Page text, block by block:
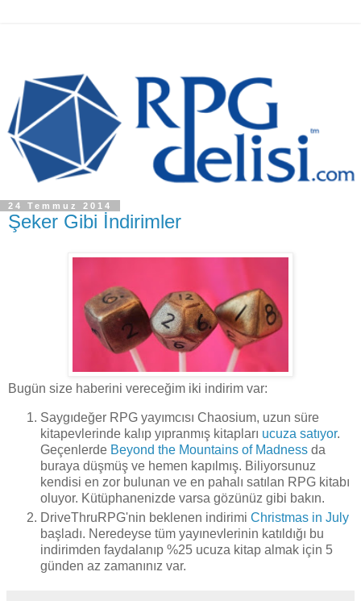
24 Temmuz 2014
Şeker Gibi İndirimler
Bugün size haberini vereceğim iki indirim var:
Saygıdeğer RPG yayımcısı Chaosium, uzun süre
kitapevlerinde kalıp yıpranmış kitapları ucuza satıyor.
Geçenlerde Beyond the Mountains of Madness da
buraya düşmüş ve hemen kapılmış. Biliyorsunuz
kendisi en zor bulunan ve en pahalı satılan RPG kitabı
oluyor. Kütüphanenizde varsa gözünüz gibi bakın.
DriveThruRPG'nin beklenen indirimi Christmas in July
başladı. Neredeyse tüm yayınevlerinin katıldığı bu
indirimden faydalanıp %25 ucuza kitap almak için 5
günden az zamanınız var.